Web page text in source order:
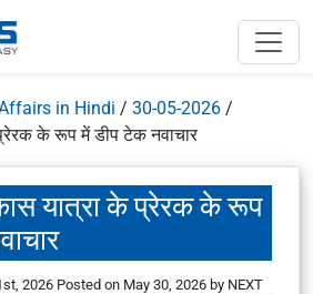
in Hindi / 30-05-2026 /
के रूप में डीप टेक नवाचार
यात्रा के प्रेरक के रूप
2026 Posted on May 30, 2026 by NEXT